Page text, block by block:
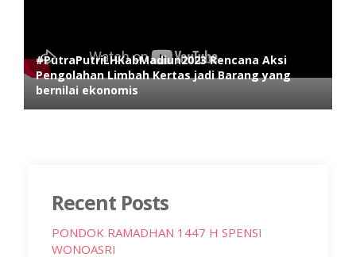
#PutraPutriLHKabMadiun2023 Rencana Aksi
Pengolahan Limbah Kertas jadi Barang yang
bernilai ekonomis
Recent Posts
PONDOK RAMADHAN 1447 H SPENSI
WONOASRI